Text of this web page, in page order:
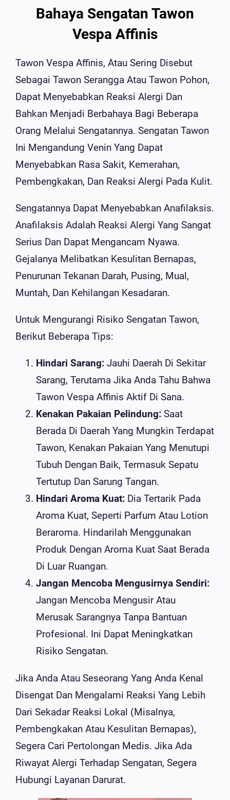
Bahaya Sengatan Tawon
Vespa Affinis
Tawon Vespa Affinis, Atau Sering Disebut
Sebagai Tawon Serangga Atau Tawon Pohon,
Dapat Menyebabkan Reaksi Alergi Dan
Bahkan Menjadi Berbahaya Bagi Beberapa
Orang Melalui Sengatannya. Sengatan Tawon
Ini Mengandung Venin Yang Dapat
Menyebabkan Rasa Sakit, Kemerahan,
Pembengkakan, Dan Reaksi Alergi Pada Kulit.
Sengatannya Dapat Menyebabkan Anafilaksis.
Anafilaksis Adalah Reaksi Alergi Yang Sangat
Serius Dan Dapat Mengancam Nyawa.
Gejalanya Melibatkan Kesulitan Bernapas,
Penurunan Tekanan Darah, Pusing, Mual,
Muntah, Dan Kehilangan Kesadaran.
Untuk Mengurangi Risiko Sengatan Tawon,
Berikut Beberapa Tips:
Hindari Sarang: Jauhi Daerah Di Sekitar
Sarang, Terutama Jika Anda Tahu Bahwa
Tawon Vespa Affinis Aktif Di Sana.
Kenakan Pakaian Pelindung: Saat
Berada Di Daerah Yang Mungkin Terdapat
Tawon, Kenakan Pakaian Yang Menutupi
Tubuh Dengan Baik, Termasuk Sepatu
Tertutup Dan Sarung Tangan.
Hindari Aroma Kuat: Dia Tertarik Pada
Aroma Kuat, Seperti Parfum Atau Lotion
Beraroma. Hindarilah Menggunakan
Produk Dengan Aroma Kuat Saat Berada
Di Luar Ruangan.
Jangan Mencoba Mengusirnya Sendiri:
Jangan Mencoba Mengusir Atau
Merusak Sarangnya Tanpa Bantuan
Profesional. Ini Dapat Meningkatkan
Risiko Sengatan.
Jika Anda Atau Seseorang Yang Anda Kenal
Disengat Dan Mengalami Reaksi Yang Lebih
Dari Sekadar Reaksi Lokal (misalnya,
Pembengkakan Atau Kesulitan Bernapas),
Segera Cari Pertolongan Medis. Jika Ada
Riwayat Alergi Terhadap Sengatan, Segera
Hubungi Layanan Darurat.